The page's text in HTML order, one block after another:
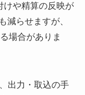
けや精算の反映が
減らせますが、
場合がありま
出力・取込の手